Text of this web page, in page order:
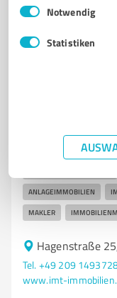
Impressum
Einwilligungsauswahl
Notwendig
Statistiken
Vermittlung von
EINFAMILIENHÄUSER
ANLAGEIMMOBILIEN
MAKLER
Hagenstraße
Tel. +49 209
www.imt-